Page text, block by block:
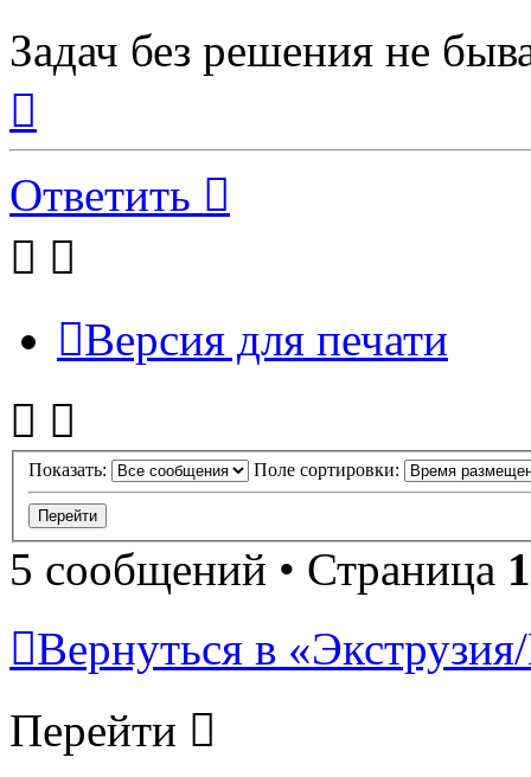
Задач без решения не
началу
Ответить
Версия для печати
Показать: Поле сортировки:
5 сообщений • Страница 1
Вернуться в
Перейти